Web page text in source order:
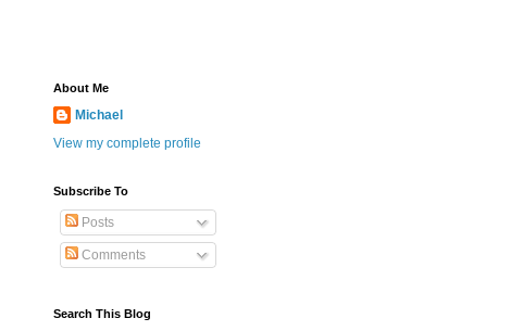
About Me
Michael
View my complete profile
Subscribe To
Posts
Comments
Search This Blog